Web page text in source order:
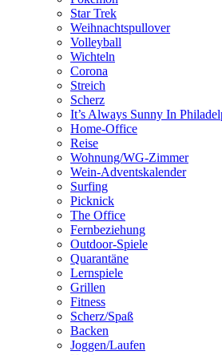
Star Trek
Weihnachtspullover
Volleyball
Wichteln
Corona
Streich
Scherz
It’s Always Sunny In
Home-Office
Reise
Wohnung/WG-Zimmer
Wein-Adventskalender
Surfing
Picknick
The Office
Fernbeziehung
Outdoor-Spiele
Quarantäne
Lernspiele
Grillen
Fitness
Scherz/Spaß
Backen
Joggen/Laufen